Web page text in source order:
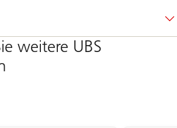
weitere UBS